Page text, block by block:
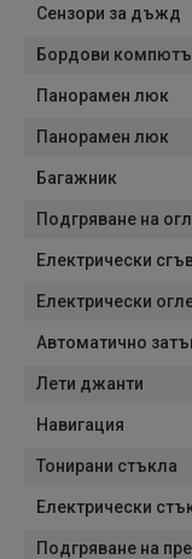
Сензори за дъжд
Бордови
Панорамен люк
Панорамен люк
Багажник
Подгряване на
Електрически
Електрически
Автоматично
Лети джанти
Навигация
Тонирани стъкла
Електрически
Подгряване на